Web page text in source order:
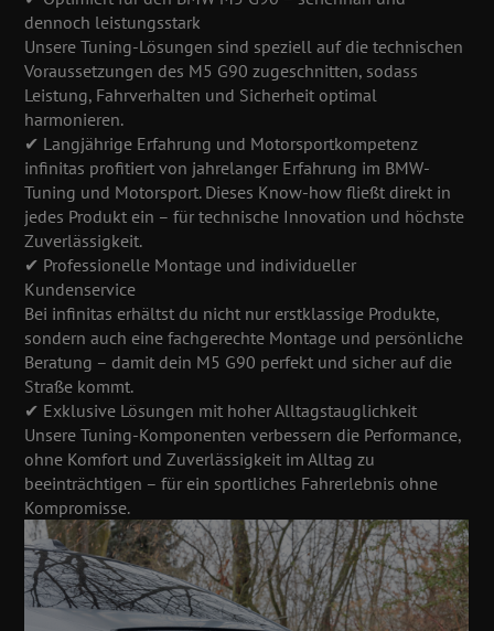
dennoch leistungsstark
Unsere Tuning-Lösungen sind speziell auf die technischen
Voraussetzungen des M5 G90 zugeschnitten, sodass
Leistung, Fahrverhalten und Sicherheit optimal
harmonieren.
✔ Langjährige Erfahrung und Motorsportkompetenz
infinitas profitiert von jahrelanger Erfahrung im BMW-
Tuning und Motorsport. Dieses Know-how fließt direkt in
jedes Produkt ein – für technische Innovation und höchste
Zuverlässigkeit.
✔ Professionelle Montage und individueller
Kundenservice
Bei infinitas erhältst du nicht nur erstklassige Produkte,
sondern auch eine fachgerechte Montage und persönliche
Beratung – damit dein M5 G90 perfekt und sicher auf die
Straße kommt.
✔ Exklusive Lösungen mit hoher Alltagstauglichkeit
Unsere Tuning-Komponenten verbessern die Performance,
ohne Komfort und Zuverlässigkeit im Alltag zu
beeinträchtigen – für ein sportliches Fahrerlebnis ohne
Kompromisse.